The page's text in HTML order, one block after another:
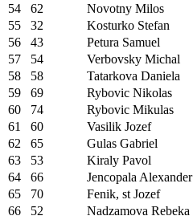
54
62 Novotny Milos
55
32 Kosturko Stefan
56
43 Petura Samuel
57
54 Verbovsky Michal
58
58 Tatarkova Daniela
59
69 Rybovic Nikolas
60
74 Rybovic Mikulas
61
60 Vasilik Jozef
62
65 Gulas Gabriel
63
53 Kiraly Pavol
64
66 Jencopala Alexander
65
70 Fenik, st Jozef
66
52 Nadzamova Rebeka